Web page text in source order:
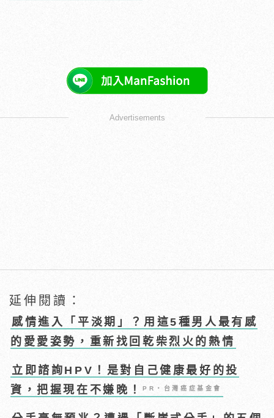
Advertisements
延伸閱讀：
感情進入「平淡期」？用這5種男人最有感
的愛愛姿勢，重新找回乾柴烈火的熱情
立即諮詢HPV！是對自己健康最好的投
資，把握現在不嫌晚！PR・台灣癌症基金會